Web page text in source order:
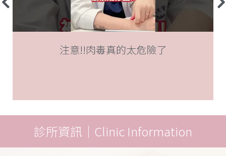
注意!!肉毒真的太危險了
診所資訊｜Clinic Information